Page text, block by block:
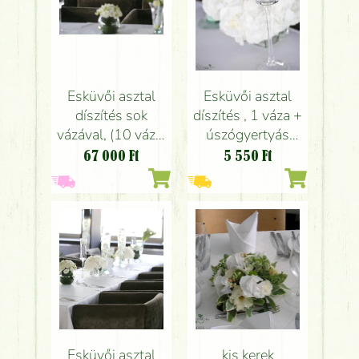
Esküvői asztal
díszítés sok
vázával, (10 váza)
Spoon Budapest
(dendrobium,
hortenzia, tulipán,
liziantusz, fehér)
67 000 Ft
Esküvői asztal
díszítés , 1 váza +
úszógyertyás
váza Spoon
(hortenzia, fehér)
5 550 Ft